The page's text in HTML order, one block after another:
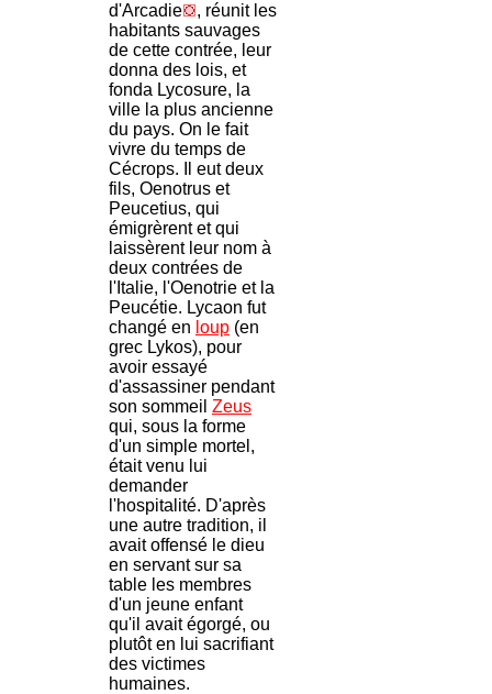
d'Arcadie
, réunit les
habitants sauvages
de cette contrée, leur
donna des lois, et
fonda Lycosure, la
ville la plus ancienne
du pays. On le fait
vivre du temps de
Cécrops. Il eut deux
fils, Oenotrus et
Peucetius, qui
émigrèrent et qui
laissèrent leur nom à
deux contrées de
l'Italie, l'Oenotrie et la
Peucétie. Lycaon fut
changé en loup (en
grec Lykos), pour
avoir essayé
d'assassiner pendant
son sommeil Zeus
qui, sous la forme
d'un simple mortel,
était venu lui
demander
l'hospitalité. D'après
une autre tradition, il
avait offensé le dieu
en servant sur sa
table les membres
d'un jeune enfant
qu'il avait égorgé, ou
plutôt en lui sacrifiant
des victimes
humaines.